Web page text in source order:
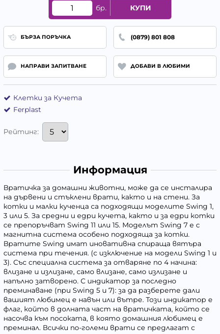
бр. КУПИ
БЪРЗА ПОРЪЧКА (0879) 801 808
НАПРАВИ ЗАПИТВАНЕ ДОБАВИ В ЛЮБИМИ
Клетки за Кучета
Ferplast
Рейтинг:
Информация
Вратичка за домашни животни, може да се инсталира
на дървени и стъклени врати, както и на стени. За
котки и малки кученца са подходящи моделите Swing 1,
3 или 5. За средни и едри кучета, както и за едри котки
се препоръчват Swing 11 или 15. Моделът Swing 7 е с
магнитна система особено подходяща за котки.
Вратите Swing имат иновативна спираща вятъра
система при течения. (с изключение на модели Swing 1 и
3). Със специална система за отваряне по 4 начина:
влизане и излизане, само влизане, само излизане и
напълно затворено. С индикатор за последно
преминаване (при Swing 5 и 7): за да разберете дали
вашият любимец е навън или вътре. Този индикатор е
флаг, който в долната част на вратичката, който се
насочва към посоката, в която домашния любимец е
преминал. Всички по-големи врати се предлагат с